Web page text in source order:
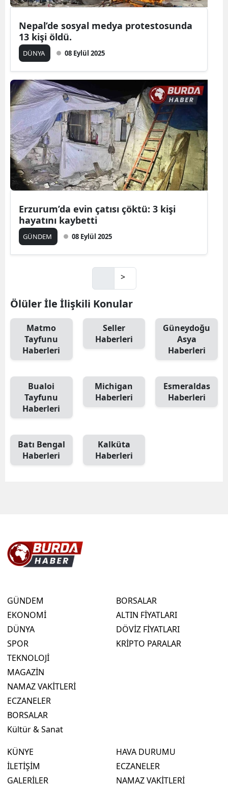
Nepal’de sosyal medya protestosunda
13 kişi öldü.
DÜNYA 08 Eylül 2025
Erzurum’da evin çatısı çöktü: 3 kişi
hayatını kaybetti
GÜNDEM 08 Eylül 2025
>
Ölüler İle İlişkili Konular
Matmo
Tayfunu
Haberleri
Seller
Haberleri
Güneydoğu
Asya
Haberleri
Bualoi
Tayfunu
Haberleri
Michigan
Haberleri
Esmeraldas
Haberleri
Batı Bengal
Haberleri
Kalküta
Haberleri
GÜNDEM
EKONOMİ
DÜNYA
SPOR
TEKNOLOJİ
MAGAZİN
NAMAZ VAKİTLERİ
ECZANELER
BORSALAR
Kültür & Sanat
BORSALAR
ALTIN FİYATLARI
DÖVİZ FİYATLARI
KRİPTO PARALAR
KÜNYE
İLETİŞİM
GALERİLER
HAVA DURUMU
ECZANELER
NAMAZ VAKİTLERİ